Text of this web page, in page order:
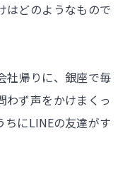
どのようなもので
社帰りに、銀座で毎
わず声をかけまくっ
ちにLINEの友達がす